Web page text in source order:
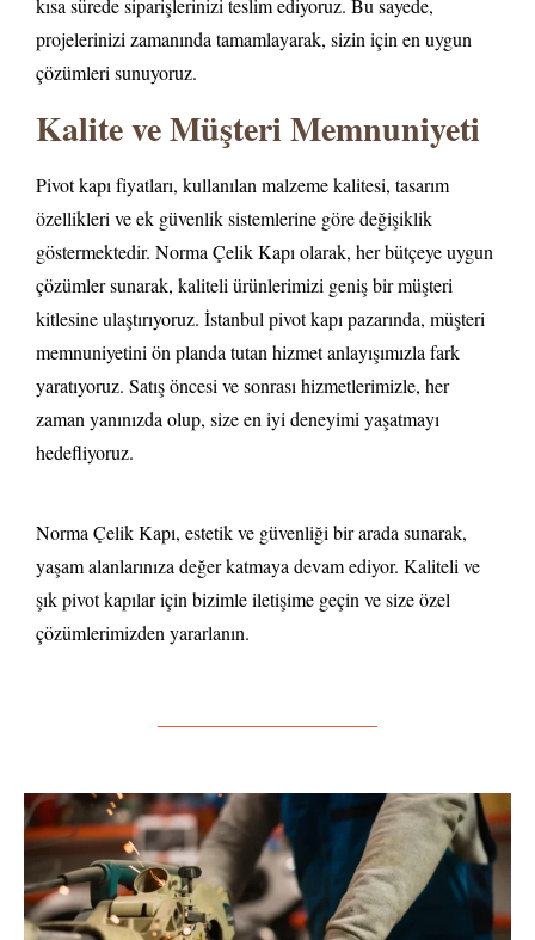
kısa sürede siparişlerinizi teslim ediyoruz. Bu sayede,
projelerinizi zamanında tamamlayarak, sizin için en uygun
çözümleri sunuyoruz.
Kalite ve Müşteri Memnuniyeti
Pivot kapı fiyatları, kullanılan malzeme kalitesi, tasarım
özellikleri ve ek güvenlik sistemlerine göre değişiklik
göstermektedir. Norma Çelik Kapı olarak, her bütçeye uygun
çözümler sunarak, kaliteli ürünlerimizi geniş bir müşteri
kitlesine ulaştırıyoruz. İstanbul pivot kapı pazarında, müşteri
memnuniyetini ön planda tutan hizmet anlayışımızla fark
yaratıyoruz. Satış öncesi ve sonrası hizmetlerimizle, her
zaman yanınızda olup, size en iyi deneyimi yaşatmayı
hedefliyoruz.
Norma Çelik Kapı, estetik ve güvenliği bir arada sunarak,
yaşam alanlarınıza değer katmaya devam ediyor. Kaliteli ve
şık pivot kapılar için bizimle iletişime geçin ve size özel
çözümlerimizden yararlanın.